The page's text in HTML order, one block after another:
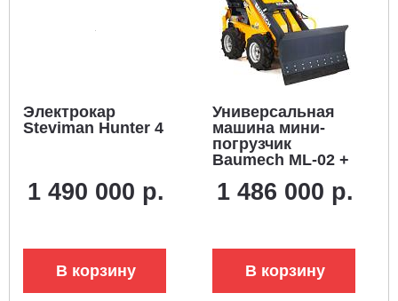
Электрокар
Steviman Hunter 4
1 490 000 р.
В корзину
Универсальная
машина мини-
погрузчик
Baumech ML-02 +
отвал 120 см., с
1 486 000 р.
В корзину